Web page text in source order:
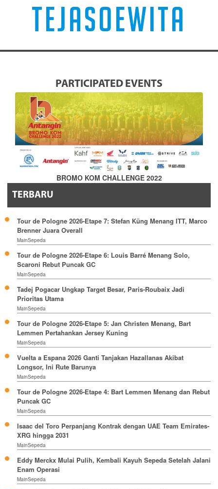
TEJASOEWITA
PARTICIPATED EVENTS
BROMO KOM CHALLENGE 2022
TERBARU
Tour de Pologne 2026-Etape 7: Stefan Küng Menang ITT, Marco
Brenner Juara Overall
MainSepeda
Tour de Pologne 2026-Etape 6: Louis Barré Menang Solo,
Scaroni Rebut Puncak GC
MainSepeda
Tadej Pogacar Ungkap Target Besar, Paris-Roubaix Jadi
Prioritas Utama
MainSepeda
Tour de Pologne 2026-Etape 5: Jan Christen Menang, Bart
Lemmen Pertahankan Jersey Kuning
MainSepeda
Vuelta a Espana 2026 Ganti Tanjakan Hazallanas Akibat
Longsor, Ini Rute Barunya
MainSepeda
Tour de Pologne 2026-Etape 4: Bart Lemmen Menang dan Rebut
Puncak GC
MainSepeda
Isaac del Toro Perpanjang Kontrak dengan UAE Team Emirates-
XRG hingga 2031
MainSepeda
Eddy Merckx Mulai Pulih, Kembali Kayuh Sepeda Setelah Jalani
Enam Operasi
MainSepeda